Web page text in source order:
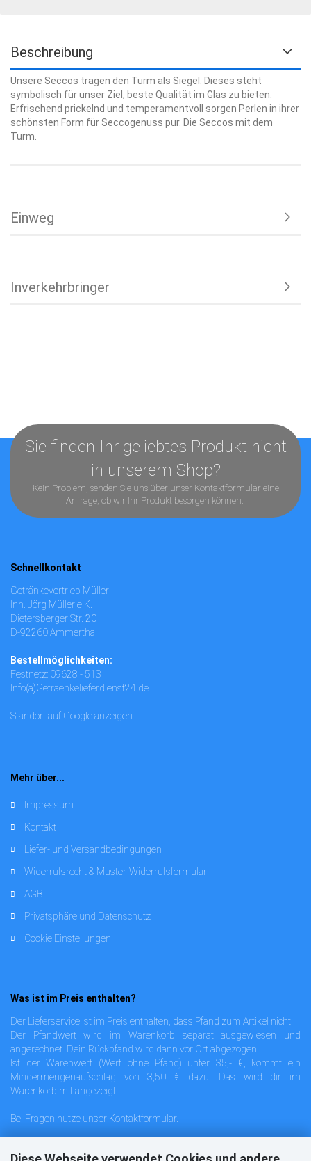
Beschreibung
Unsere Seccos tragen den Turm als Siegel. Dieses steht
symbolisch für unser Ziel, beste Qualität im Glas zu bieten.
Erfrischend prickelnd und temperamentvoll sorgen Perlen in ihrer
schönsten Form für Seccogenuss pur. Die Seccos mit dem
Turm.
Einweg
Inverkehrbringer
Sie finden Ihr geliebtes Produkt nicht
in unserem Shop?
Kein Problem, senden Sie uns über unser Kontaktformular eine
Anfrage, ob wir Ihr Produkt besorgen können.
Schnellkontakt
Getränkevertrieb Müller
Inh. Jörg Müller e.K.
Dietersberger Str. 20
D-92260 Ammerthal
Bestellmöglichkeiten:
Festnetz: 09628 - 513
Info(a)Getraenkelieferdienst24.de
Standort auf Google anzeigen
Mehr über...
Impressum
Kontakt
Liefer- und Versandbedingungen
Widerrufsrecht & Muster-Widerrufsformular
AGB
Privatsphäre und Datenschutz
Cookie Einstellungen
Was ist im Preis enthalten?
Der Lieferservice ist im Preis enthalten, dass Pfand zum Artikel nicht.
Der Pfandwert wird im Warenkorb separat ausgewiesen und
angerechnet. Dein Rückpfand wird dann vor Ort abgezogen.
Ist der Warenwert (Wert ohne Pfand) unter 35,- €, kommt ein
Mindermengenaufschlag von 3,50 € dazu. Das wird dir im
Warenkorb mit angezeigt.
Bei Fragen nutze unser Kontaktformular.